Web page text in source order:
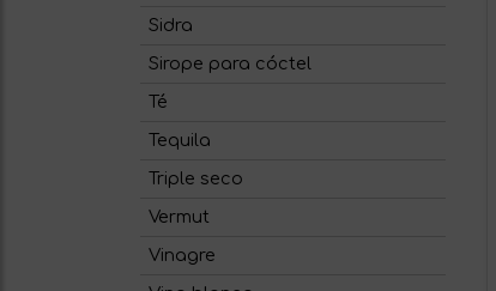
Sidra
Sirope para cóctel
Té
Tequila
Triple seco
Vermut
Vinagre